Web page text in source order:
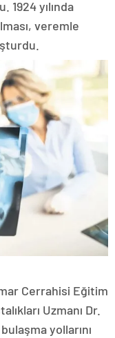
1924 yılında
veremle
Cerrahisi Eğitim
Uzmanı Dr.
yollarını